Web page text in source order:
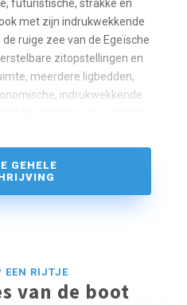
futuristische, strakke en
met zijn indrukwekkende
ruige zee van de Egeïsche
zitopstellingen en
meerdere ligbedden,
indrukwekkende
boot voor ondiepe zeeën
en biedt een gemakkelijk
van een grote boot…
GEHELE
EEN RIJTJE
van de boot